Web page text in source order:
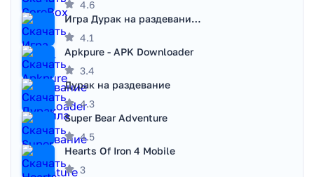
4.6
Игра Дурак на раздевание - Правила игры
4.1
Apkpure - APK Downloader
3.4
Дурак на раздевание
4.3
Super Bear Adventure
4.5
Hearts Of Iron 4 Mobile
3